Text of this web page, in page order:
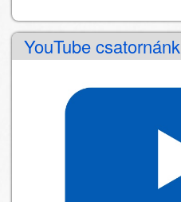
YouTube csatornánk